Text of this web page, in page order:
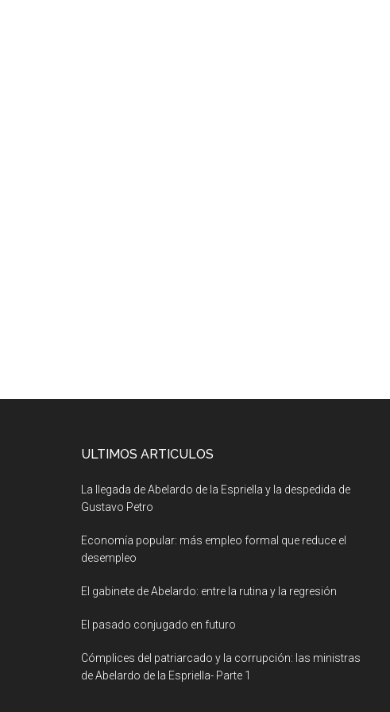
ULTIMOS ARTICULOS
La llegada de Abelardo de la Espriella y la despedida de
Gustavo Petro
Economía popular: más empleo formal que reduce el
desempleo
El gabinete de Abelardo: entre la rutina y la regresión
El pasado conjugado en futuro
Cómplices del patriarcado y la corrupción: las ministras
de Abelardo de la Espriella- Parte 1